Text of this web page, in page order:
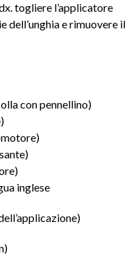
togliere l’applicatore
dell’unghia e rimuovere il
con pennellino)
inglese